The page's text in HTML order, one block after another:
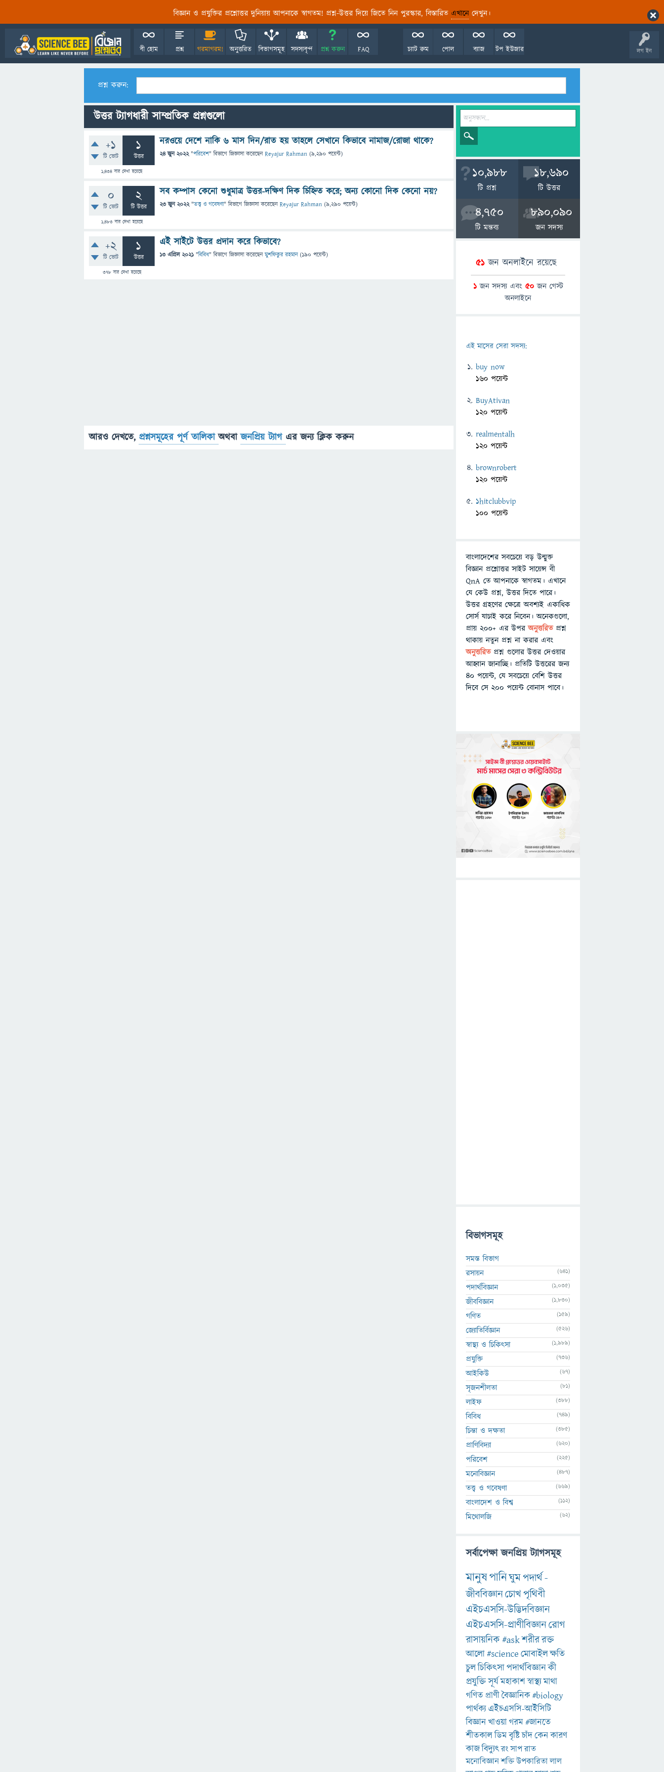
বিজ্ঞান ও প্রযুক্তির প্রশ্নোত্তর দুনিয়ায় আপনাকে স্বাগতম! প্রশ্ন-উত্তর দিয়ে জিতে নিন পুরস্কার, বিস্তারিত এখানেদেখুন।
লগ ইন
বী হোম প্রশ্ন গরমাগরম! অনুত্তরিত বিভাগসমূহ সদস্যবৃন্দ প্রশ্ন করুন FAQ টপ ইউজার
ব্যাজ
পোল
চ্যাট রুম
প্রশ্ন করুন:
উত্তর ট্যাগধারী সাম্প্রতিক প্রশ্নগুলো
+1
টি ভোট
1
উত্তর
1,434 বার দেখা হয়েছে
নরওয়ে দেশে নাকি ৬ মাস দিন/রাত হয় তাহলে সেখানে কিভাবে নামাজ/রোজা থাকে?
24 জুন 2022 "পরিবেশ" বিভাগে জিজ্ঞাসাকরেছেনReyajur Rahman (9,290 পয়েন্ট)
0
টি ভোট
2
টি উত্তর
1,483বার দেখা হয়েছে
সব কম্পাস কেনো শুধুমাত্র উত্তর-দক্ষিণ দিক চিহ্নিত করে; অন্য কোনো দিক কেনো নয়?
23 জুন 2022 "তত্ত্ব ও গবেষণা" বিভাগে জিজ্ঞাসাকরেছেনReyajur Rahman (9,290 পয়েন্ট)
+2
টি ভোট
1
উত্তর
378বার দেখা হয়েছে
এই সাইটে উত্তর প্রদান করে কিভাবে?
13 এপ্রিল 2021 "বিবিধ" বিভাগে জিজ্ঞাসাকরেছেনমুশফিকুর রহমান (190 পয়েন্ট)
আরও দেখতে, প্রশ্নসমূহের পূর্ণ তালিকাঅথবাজনপ্রিয় ট্যাগ এর জন্য ক্লিক করুন
10,988
টি প্রশ্ন
18,690
টি উত্তর
4,750
টি মন্তব্য
890,090
জন সদস্য
51জন অনলাইনে রয়েছে
1জন সদস্য এবং 50জন গেস্ট
অনলাইনে
এই মাসের সেরা সদস্য:
buy now
160 পয়েন্ট
BuyAtivan
120 পয়েন্ট
realmentalh
120 পয়েন্ট
brownrobert
120 পয়েন্ট
1hitclubbvip
100 পয়েন্ট
বাংলাদেশের সবচেয়ে বড় উন্মুক্ত
বিজ্ঞান প্রশ্নোত্তর সাইট সায়েন্স বী
QnA তে আপনাকে স্বাগতম। এখানে
যে কেউ প্রশ্ন, উত্তর দিতে পারে।
উত্তর গ্রহণের ক্ষেত্রে অবশ্যই একাধিক
সোর্স যাচাই করে নিবেন। অনেকগুলো,
প্রায় ২০০+ এর উপরঅনুত্তরিতপ্রশ্ন
থাকায় নতুন প্রশ্ন না করার এবং
অনুত্তরিত প্রশ্ন গুলোর উত্তর দেওয়ার
আহ্বান জানাচ্ছি। প্রতিটি উত্তরের জন্য
৪০ পয়েন্ট, যে সবচেয়ে বেশি উত্তর
দিবে সে ২০০ পয়েন্ট বোনাস পাবে।
বিভাগসমূহ
সমস্ত বিভাগ
রসায়ন
(641)
পদার্থবিজ্ঞান (1,035)
জীববিজ্ঞান (1,830)
গণিত (159)
জ্যোতির্বিজ্ঞান (526)
স্বাস্থ্য ও চিকিৎসা (1,989)
প্রযুক্তি (736)
আইকিউ (67)
সৃজনশীলতা (81)
লাইফ (388)
বিবিধ (749)
চিন্তা ও দক্ষতা (385)
প্রাণিবিদ্যা (620)
পরিবেশ (225)
মনোবিজ্ঞান (487)
তত্ত্ব ও গবেষণা (669)
বাংলাদেশ ও বিশ্ব (112)
মিথোলজি (62)
সর্বাপেক্ষা জনপ্রিয় ট্যাগসমূহ
মানুষপানিঘুমপদার্থ-
জীববিজ্ঞানচোখপৃথিবী
এইচএসসি-উদ্ভিদবিজ্ঞান
এইচএসসি-প্রাণীবিজ্ঞানরোগ
রাসায়নিক#askশরীররক্ত
আলো#scienceমোবাইলক্ষতি
চুলচিকিৎসাপদার্থবিজ্ঞানকী
প্রযুক্তিসূর্যমহাকাশস্বাস্থ্যমাথা
গণিত প্রাণীবৈজ্ঞানিক#biology
পার্থক্য এইচএসসি-আইসিটি
বিজ্ঞানখাওয়াগরম#জানতে
শীতকালডিমবৃষ্টিচাঁদকেনকারণ
কাজবিদ্যুৎরংসাপরাত
মনোবিজ্ঞানশক্তিউপকারিতালাল